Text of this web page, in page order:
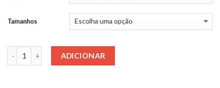
Tamanhos
Quantidade ADICIONAR